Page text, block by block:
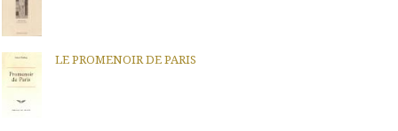
LE PROMENOIR DE PARIS